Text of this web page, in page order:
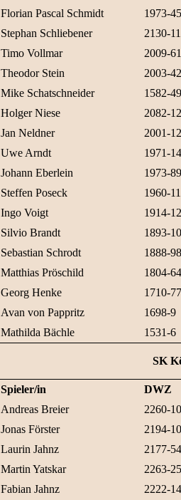
Florian Pascal Schmidt
1973-
Stephan Schliebener
2130-
Timo Vollmar
2009-
Theodor Stein
2003-
Mike Schatschneider
1582-
Holger Niese
2082-
Jan Neldner
2001-
Uwe Arndt
1971-
Johann Eberlein
1973-
Steffen Poseck
1960-
Ingo Voigt
1914-
Silvio Brandt
1893-
Sebastian Schrodt
1888-
Matthias Pröschild
1804-
Georg Henke
1710-
Avan von Pappritz
1698-9
Mathilda Bächle 1531-6
SK
Spieler/in
DWZ
Andreas Breier
2260-
Jonas Förster
2194-
Laurin Jahnz
2177-
Martin Yatskar
2263-
Fabian Jahnz
2222-